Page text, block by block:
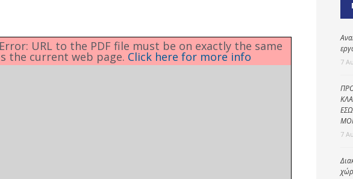
Δημοτική
αστυνομία
URL to the PDF file must be on exactly the same
the current web page. Click here for more info 7
7